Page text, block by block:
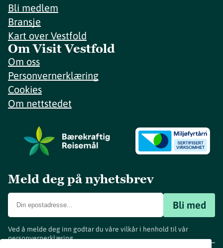
Bli medlem
Bransje
Kart over Vestfold
Om Visit Vestfold
Om oss
Personvernerklæring
Cookies
Om nettstedet
Meld deg på nyhetsbrev
Bli med
Ved å melde deg inn godtar du våre vilkår i henhold til vår
personvernerklæring.